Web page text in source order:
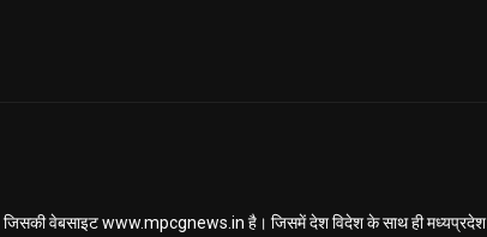
वेबसाइट www.mpcgnews.in है। जिसमें देश विदेश के साथ ही मध्यप्रदेश